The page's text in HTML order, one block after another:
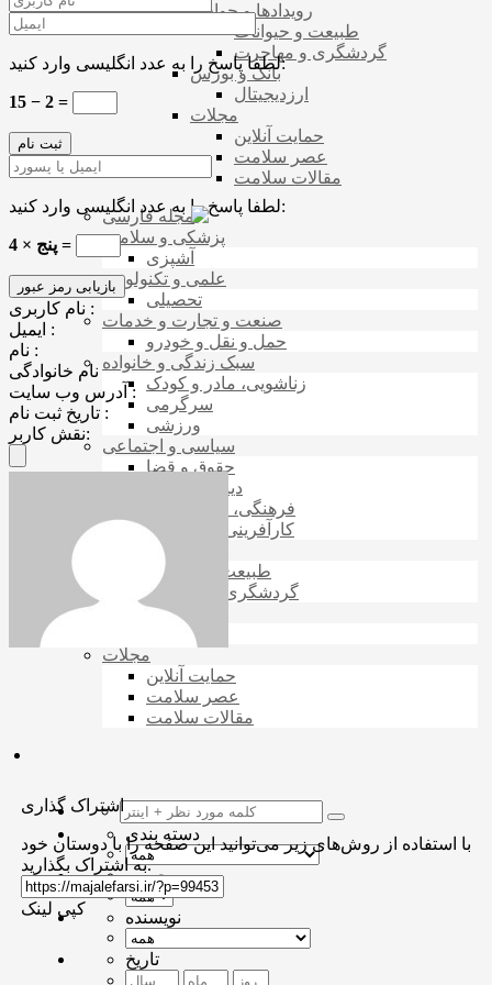
رویدادها و حوادث
طبیعت و حیوانات
گردشگری و مهاجرت
بانک و بورس
ارزدیجیتال
مجلات
حمایت آنلاین
عصر سلامت
مقالات سلامت
مجله فارسی
پزشکی و سلامت
آشپزی
علمی و تکنولوژی
تحصیلی
صنعت و تجارت و خدمات
حمل و نقل و خودرو
سبک زندگی و خانواده
زناشویی، مادر و کودک
سرگرمی
ورزشی
سیاسی و اجتماعی
حقوق و قضا
دینی و مذهبی
فرهنگی، هنر و سینما
کارآفرینی و بازاریابی
رویدادها و حوادث
طبیعت و حیوانات
گردشگری و مهاجرت
بانک و بورس
ارزدیجیتال
مجلات
حمایت آنلاین
عصر سلامت
مقالات سلامت
دسته بندی
برچسب
نویسنده
تاریخ
لطفا پاسخ را به عدد انگلیسی وارد کنید:
15 − 2 =
لطفا پاسخ را به عدد انگلیسی وارد کنید:
پنج × 4 =
نام کاربری :
ایمیل :
نام :
نام خانوادگی
آدرس وب سایت :
تاریخ ثبت نام :
نقش کاربر:
اشتراک گذاری
با استفاده از روش‌های زیر می‌توانید این صفحه را با دوستان خود
به اشتراک بگذارید.
کپی لینک